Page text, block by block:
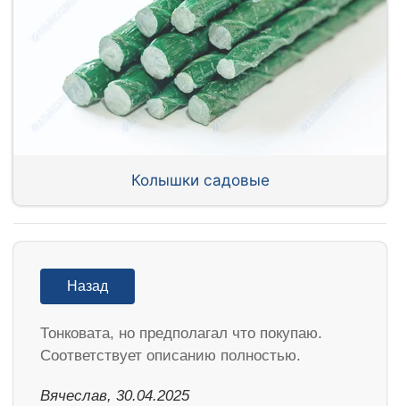
Колышки садовые
Назад
Тонковата, но предполагал что покупаю.
Соответствует описанию полностью.
Вячеслав, 30.04.2025